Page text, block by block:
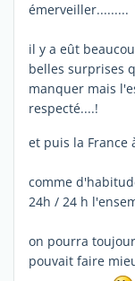
émerveiller.........
il y a eût
belles surprises
manquer mais
respecté....!
et puis la France
comme
24h / 24 h
on pourra
pouvait faire